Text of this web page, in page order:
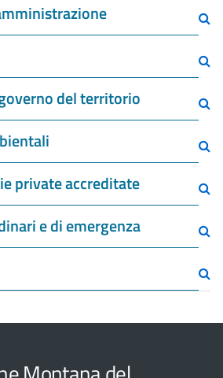
del territorio
private accreditate
e di emergenza